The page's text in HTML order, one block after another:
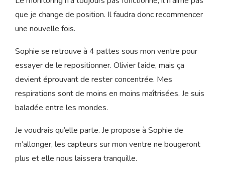
d’Olivier dans mon dos et ma respiration lente qui
accompagne toute la douceur qu’il faut jusque dans mon
bassin.
20h30
Le monitoring n’a toujours pas fonctionné, il n’aime pas
que je change de position. Il faudra donc recommencer
une nouvelle fois.
essayer de le repositionner. Olivier l’aide, mais ça
devient éprouvant de rester concentrée. Mes
respirations sont de moins en moins maîtrisées. Je suis